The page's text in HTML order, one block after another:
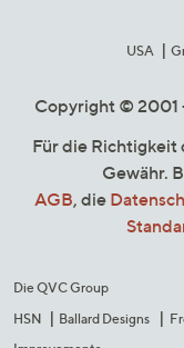
USA
Copyright © 2001
Für die Richtigkeit
Gewähr.
AGB, die
Die QVC Group
HSN
Ballard Designs